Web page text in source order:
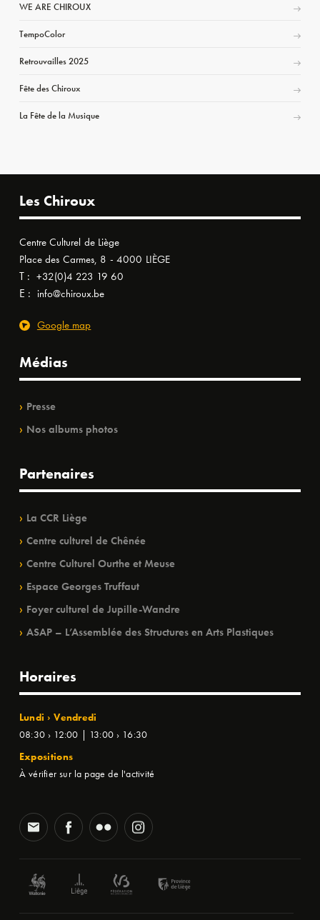
WE ARE CHIROUX
TempoColor
Retrouvailles 2025
Fête des Chiroux
La Fête de la Musique
Les Chiroux
Centre Culturel de Liège
Place des Carmes, 8 - 4000 LIÈGE
T : +32(0)4 223 19 60
E : info@chiroux.be
Google map
Médias
Presse
Nos albums photos
Partenaires
La CCR Liège
Centre culturel de Chênée
Centre Culturel Ourthe et Meuse
Espace Georges Truffaut
Foyer culturel de Jupille-Wandre
ASAP – L’Assemblée des Structures en Arts Plastiques
Horaires
Lundi › Vendredi
08:30 › 12:00 | 13:00 › 16:30
Expositions
À vérifier sur la page de l'activité